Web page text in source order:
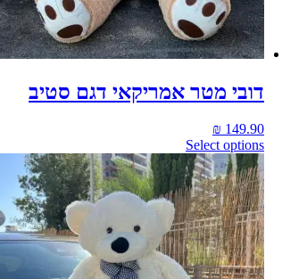
דובי מטר אמריקאי דגם סטיב
₪ 149.90
Select options